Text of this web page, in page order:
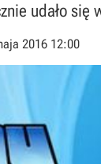
udało
2016 12:00